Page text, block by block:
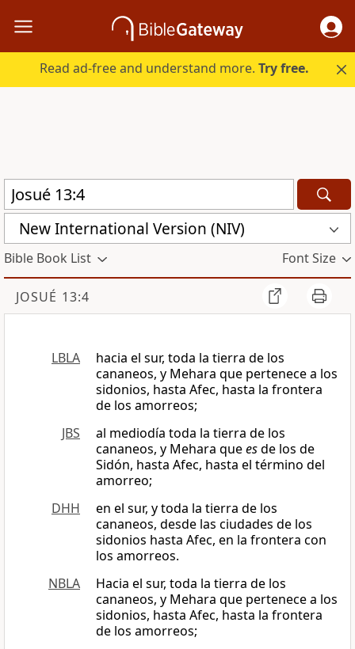
Read ad-free and understand more.Try free.
New International Version (NIV)
Bible Book List Font Size
JOSUÉ 13:4
LBLA
hacia el sur, toda la tierra de los
cananeos, y Mehara que pertenece a los
sidonios, hasta Afec, hasta la frontera
de los amorreos;
JBS
al mediodía toda la tierra de los
cananeos, y Mehara queesde los de
Sidón, hasta Afec, hasta el término del
amorreo;
DHH
en el sur, y toda la tierra de los
cananeos, desde las ciudades de los
sidonios hasta Afec, en la frontera con
los amorreos.
NBLA
Hacia el sur, toda la tierra de los
cananeos, y Mehara que pertenece a los
sidonios, hasta Afec, hasta la frontera
de los amorreos;